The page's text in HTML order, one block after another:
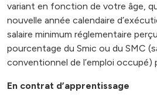
variant en fonction de votre âge,
nouvelle année calendaire
salaire minimum réglementaire
pourcentage du Smic ou du SMC
conventionnel de l’emploi occupé)
En contrat d’apprentissage